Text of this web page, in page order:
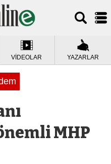
VİDEOLAR YAZARLAR
MHP